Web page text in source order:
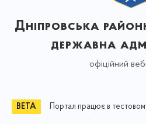
Дніпровська
державна
офіційний
Портал працює в